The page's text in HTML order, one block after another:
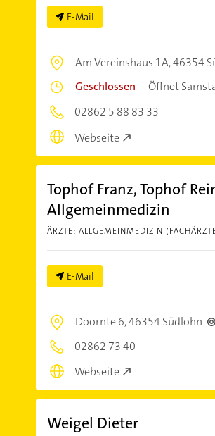
E-Mail
Am Vereinshaus 1A,46354
Geschlossen –Öffnet
02862 5 88 83 33
Webseite
Tophof Franz, Tophof
Allgemeinmedizin
ÄRZTE: ALLGEMEINMEDIZIN
E-Mail
Doornte 6,46354 Südlohn
02862 73 40
Webseite
Weigel Dieter